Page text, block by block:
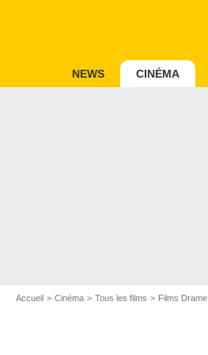
NEWS CINÉMA
Accueil Cinéma Tous les films Films Drame